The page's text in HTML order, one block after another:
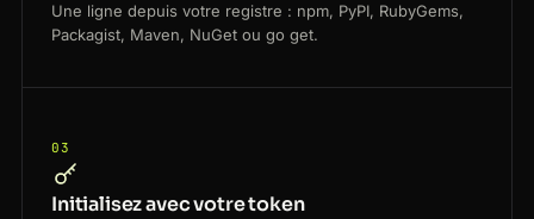
Une ligne depuis votre registre : npm, PyPI, RubyGems,
Packagist, Maven, NuGet ou go get.
03
Initialisez avec votre token